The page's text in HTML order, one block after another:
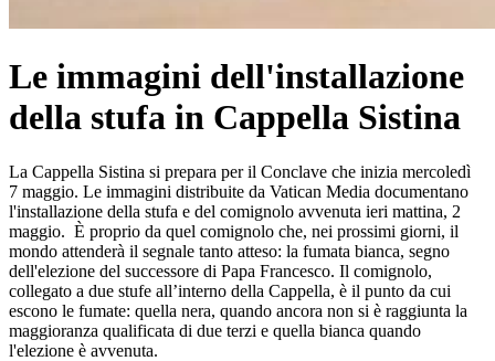
Le immagini dell'installazione
della stufa in Cappella Sistina
La Cappella Sistina si prepara per il Conclave che inizia mercoledì
7 maggio. Le immagini distribuite da Vatican Media documentano
l'installazione della stufa e del comignolo avvenuta ieri mattina, 2
maggio. È proprio da quel comignolo che, nei prossimi giorni, il
mondo attenderà il segnale tanto atteso: la fumata bianca, segno
dell'elezione del successore di Papa Francesco. Il comignolo,
collegato a due stufe all’interno della Cappella, è il punto da cui
escono le fumate: quella nera, quando ancora non si è raggiunta la
maggioranza qualificata di due terzi e quella bianca quando
l'elezione è avvenuta.